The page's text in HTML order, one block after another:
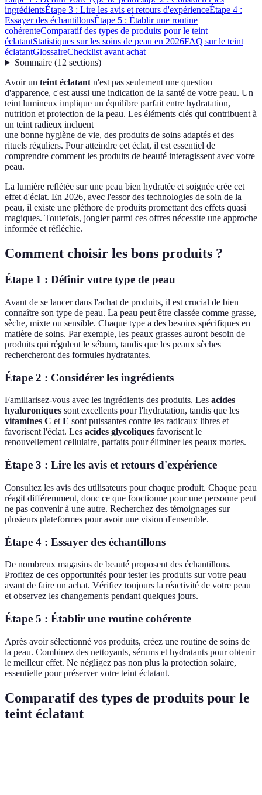
ingrédientsÉtape 3 : Lire les avis et retours d'expérienceÉtape 4 :
Essayer des échantillonsÉtape 5 : Établir une routine
cohérenteComparatif des types de produits pour le teint
éclatantStatistiques sur les soins de peau en 2026FAQ sur le teint
éclatantGlossaireChecklist avant achat
Sommaire(12 sections)
Avoir un teint éclatantn'est pas seulement une question
d'apparence, c'est aussi une indication de la santé de votre peau. Un
teint lumineux implique un équilibre parfait entre hydratation,
nutrition et protection de la peau. Les éléments clés qui contribuent à
un teint radieux incluent
une bonne hygiène de vie, des produits de soins adaptés et des
rituels réguliers. Pour atteindre cet éclat, il est essentiel de
comprendre comment les produits de beauté interagissent avec votre
peau.
La lumière reflétée sur une peau bien hydratée et soignée crée cet
effet d'éclat. En 2026, avec l'essor des technologies de soin de la
peau, il existe une pléthore de produits promettant des effets quasi
magiques. Toutefois, jongler parmi ces offres nécessite une approche
informée et réfléchie.
Comment choisir les bons produits ?
Étape 1 : Définir votre type de peau
Avant de se lancer dans l'achat de produits, il est crucial de bien
connaître son type de peau. La peau peut être classée comme grasse,
sèche, mixte ou sensible. Chaque type a des besoins spécifiques en
matière de soins. Par exemple, les peaux grasses auront besoin de
produits qui régulent le sébum, tandis que les peaux sèches
rechercheront des formules hydratantes.
Étape 2 : Considérer les ingrédients
Familiarisez-vous avec les ingrédients des produits. Les acides
hyaluroniques sont excellents pour l'hydratation, tandis que les
vitamines C et E sont puissantes contre les radicaux libres et
favorisent l'éclat. Les acides glycoliques favorisent le
renouvellement cellulaire, parfaits pour éliminer les peaux mortes.
Étape 3 : Lire les avis et retours d'expérience
Consultez les avis des utilisateurs pour chaque produit. Chaque peau
réagit différemment, donc ce que fonctionne pour une personne peut
ne pas convenir à une autre. Recherchez des témoignages sur
plusieurs plateformes pour avoir une vision d'ensemble.
Étape 4 : Essayer des échantillons
De nombreux magasins de beauté proposent des échantillons.
Profitez de ces opportunités pour tester les produits sur votre peau
avant de faire un achat. Vérifiez toujours la réactivité de votre peau
et observez les changements pendant quelques jours.
Étape 5 : Établir une routine cohérente
Après avoir sélectionné vos produits, créez une routine de soins de
la peau. Combinez des nettoyants, sérums et hydratants pour obtenir
le meilleur effet. Ne négligez pas non plus la protection solaire,
essentielle pour préserver votre teint éclatant.
Comparatif des types de produits pour le
teint éclatant